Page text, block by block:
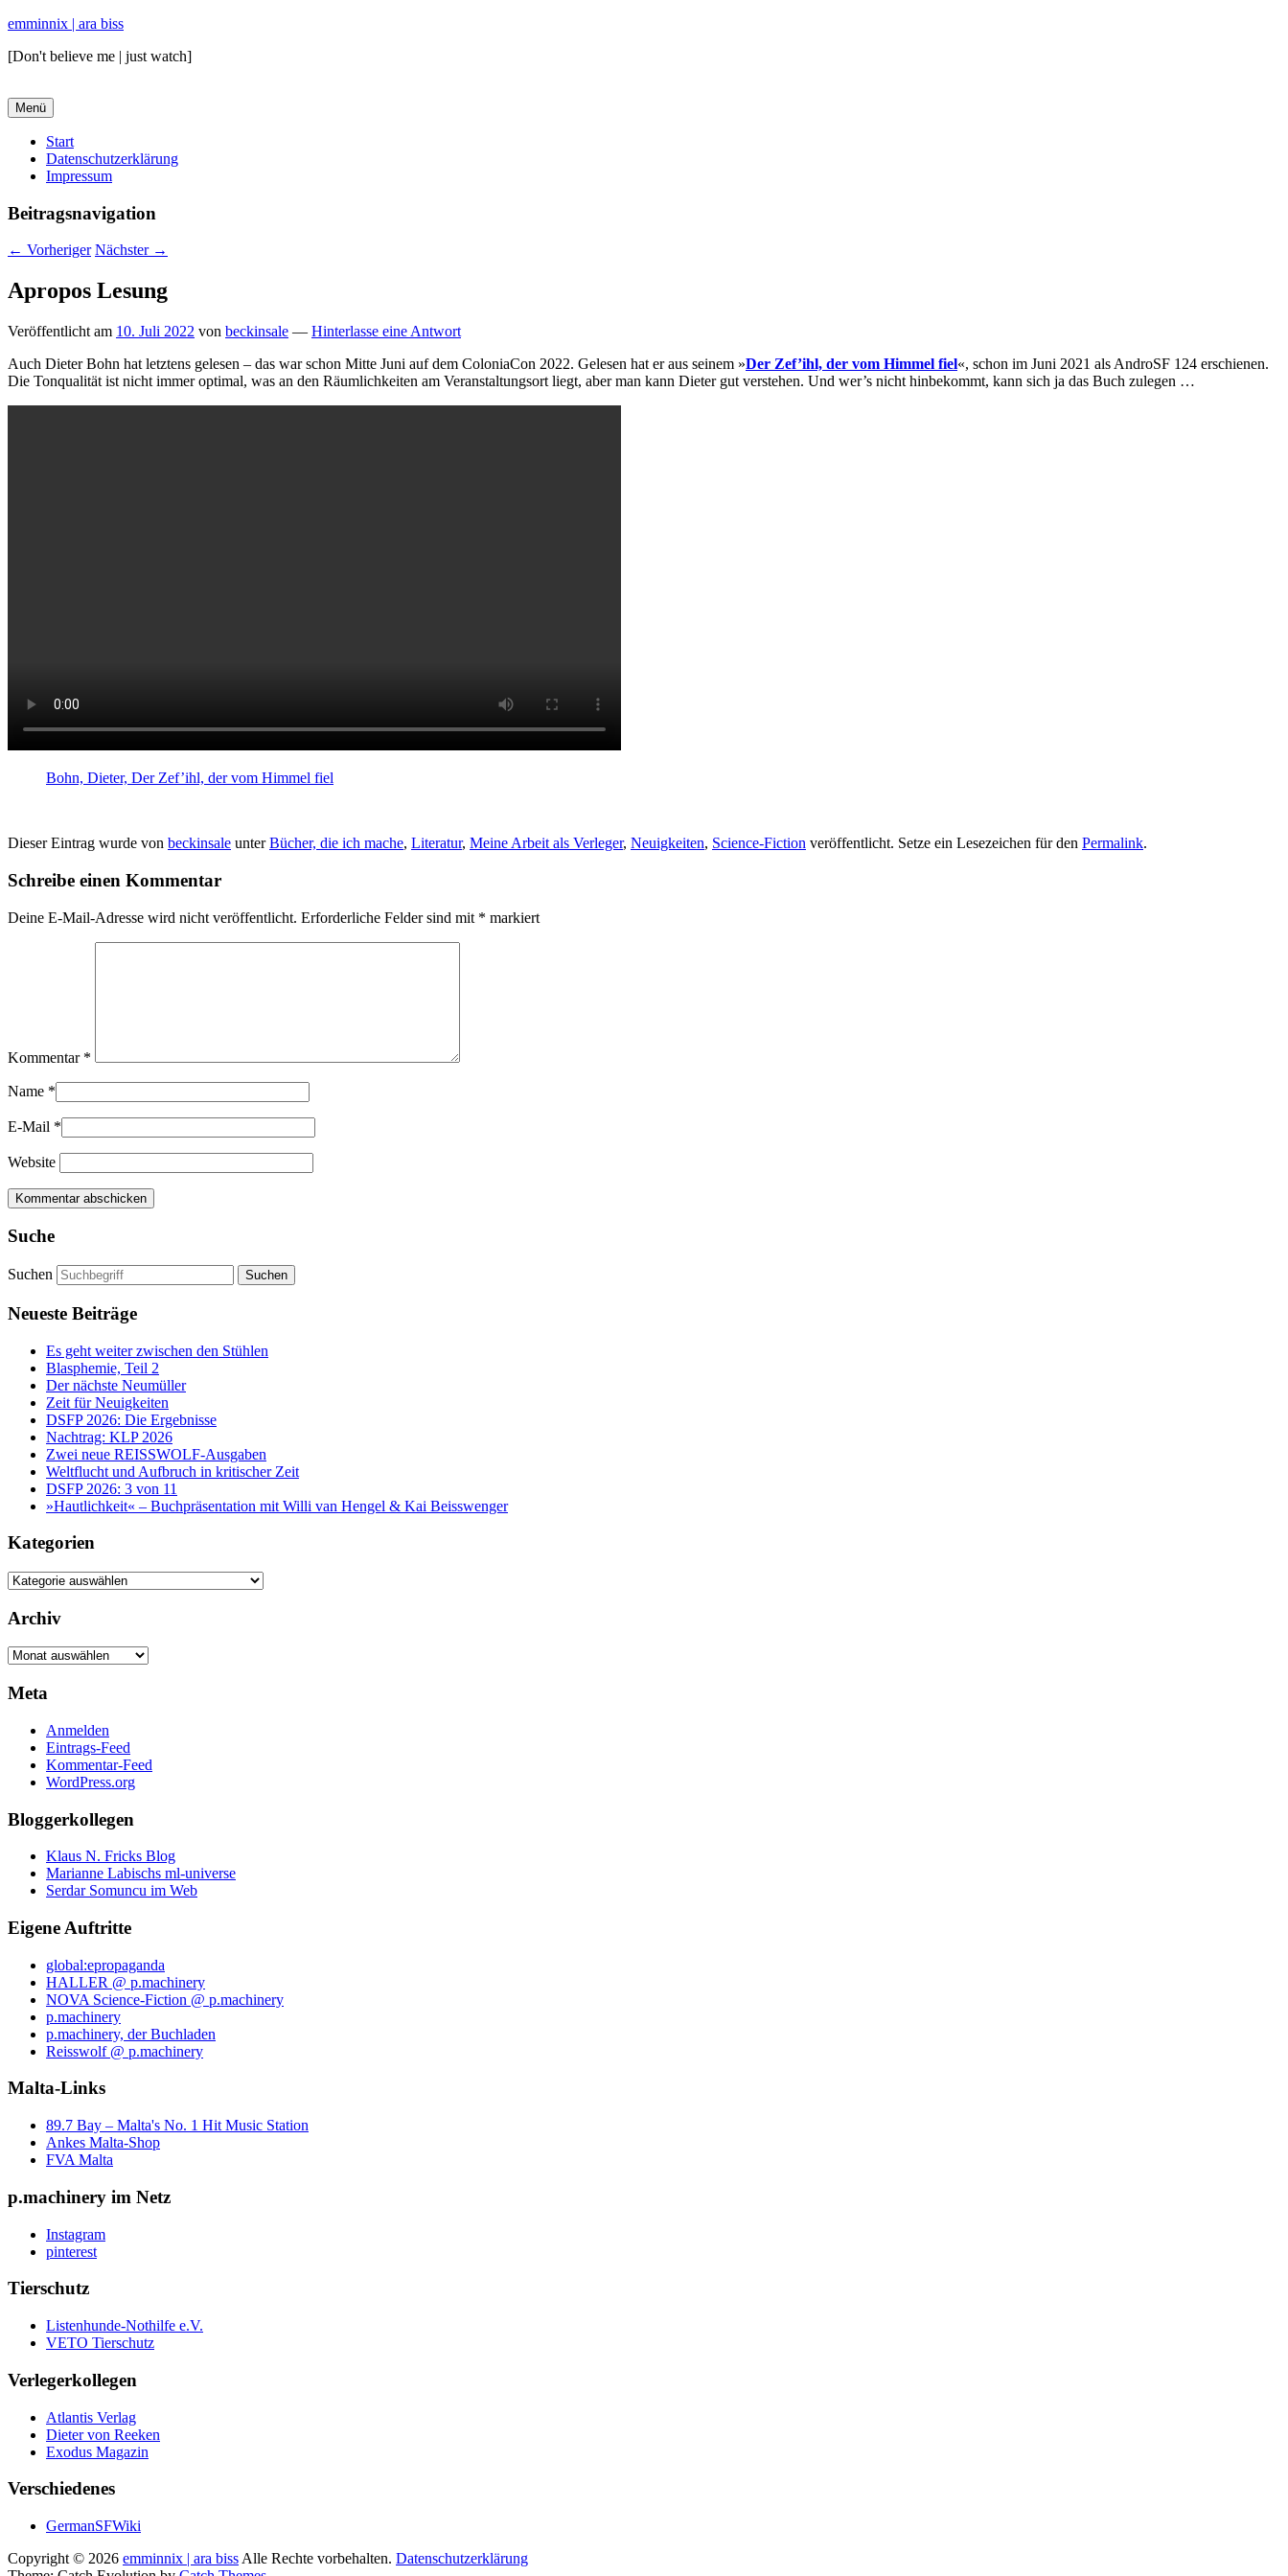
emminnix | ara biss
[Don't believe me | just watch]
Menü
Primäres
Menü
Start
Datenschutzerklärung
Impressum
Beitragsnavigation
← Vorheriger Nächster →
Apropos Lesung
Veröffentlicht am 10. Juli 2022 von beckinsale — Hinterlasse eine Antwort
Auch Dieter Bohn hat letztens gelesen – das war schon Mitte Juni auf dem ColoniaCon 2022. Gelesen hat er aus seinem »Der Zef’ihl, der vom Himmel fiel«, schon im Juni 2021 als AndroSF 124 erschienen.
Die Tonqualität ist nicht immer optimal, was an den Räumlichkeiten am Veranstaltungsort liegt, aber man kann Dieter gut verstehen. Und wer’s nicht hinbekommt, kann sich ja das Buch zulegen …
Bohn, Dieter, Der Zef’ihl, der vom Himmel fiel
Dieser Eintrag wurde von beckinsale unterBücher, die ich mache, Literatur, Meine Arbeit als Verleger, Neuigkeiten, Science-Fiction veröffentlicht. Setze ein Lesezeichen für den Permalink.
Schreibe einen Kommentar
Deine E-Mail-Adresse wird nicht veröffentlicht. Erforderliche Felder sind mit * markiert
Kommentar *
Name *
E-Mail *
Website
Suche
Suchen
Neueste Beiträge
Es geht weiter zwischen den Stühlen
Blasphemie, Teil 2
Der nächste Neumüller
Zeit für Neuigkeiten
DSFP 2026: Die Ergebnisse
Nachtrag: KLP 2026
Zwei neue REISSWOLF-Ausgaben
Weltflucht und Aufbruch in kritischer Zeit
DSFP 2026: 3 von 11
»Hautlichkeit« – Buchpräsentation mit Willi van Hengel & Kai Beisswenger
Kategorien
Kategorien
Archiv
Archiv
Meta
Anmelden
Eintrags-Feed
Kommentar-Feed
WordPress.org
Bloggerkollegen
Klaus N. Fricks Blog
Marianne Labischs ml-universe
Serdar Somuncu im Web
Eigene Auftritte
global:epropaganda
HALLER @ p.machinery
NOVA Science-Fiction @ p.machinery
p.machinery
p.machinery, der Buchladen
Reisswolf @ p.machinery
Malta-Links
89.7 Bay – Malta's No. 1 Hit Music Station
Ankes Malta-Shop
FVA Malta
p.machinery im Netz
Instagram
pinterest
Tierschutz
Listenhunde-Nothilfe e.V.
VETO Tierschutz
Verlegerkollegen
Atlantis Verlag
Dieter von Reeken
Exodus Magazin
Verschiedenes
GermanSFWiki
Copyright © 2026 emminnix | ara biss Alle Rechte vorbehalten. Datenschutzerklärung